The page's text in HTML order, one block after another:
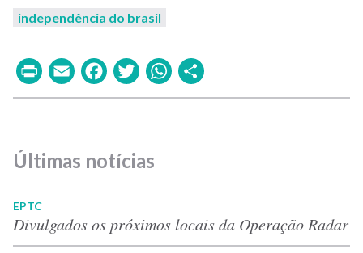
independência do brasil
PrintEmailFacebook
TwitterWhatsApp
Últimas notícias
EPTC
Divulgados os próximos locais da Operação Radar